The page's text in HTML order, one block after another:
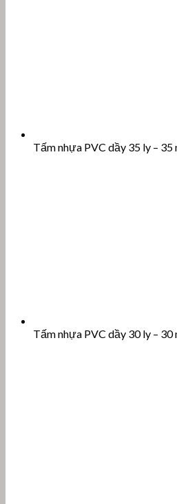
Tấm nhựa PVC dầy 35 ly –
Tấm nhựa PVC dầy 30 ly –